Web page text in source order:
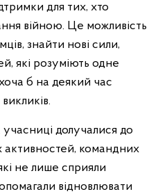
для тих, хто
війною. Це можливість
знайти нові сили,
які розуміють одне
б на деякий час
долучалися до
активностей, командних
не лише сприяли
відновлювати